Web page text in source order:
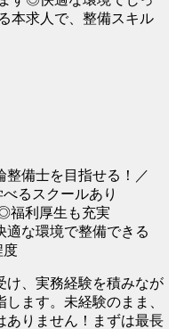
本求人で、整備スキル
整備士を目指せる！／
るスクールあり
福利厚生も充実
な環境で整備できる
度
け、実務経験を積みなが
ます。未経験のまま、
ありません！まずは最長